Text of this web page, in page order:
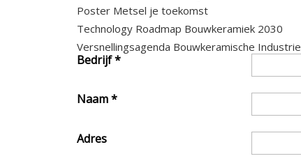
Poster Metsel je toekomst
Technology Roadmap Bouwkeramiek 2030
Versnellingsagenda Bouwkeramische Industrie
Bedrijf*
Naam*
Adres